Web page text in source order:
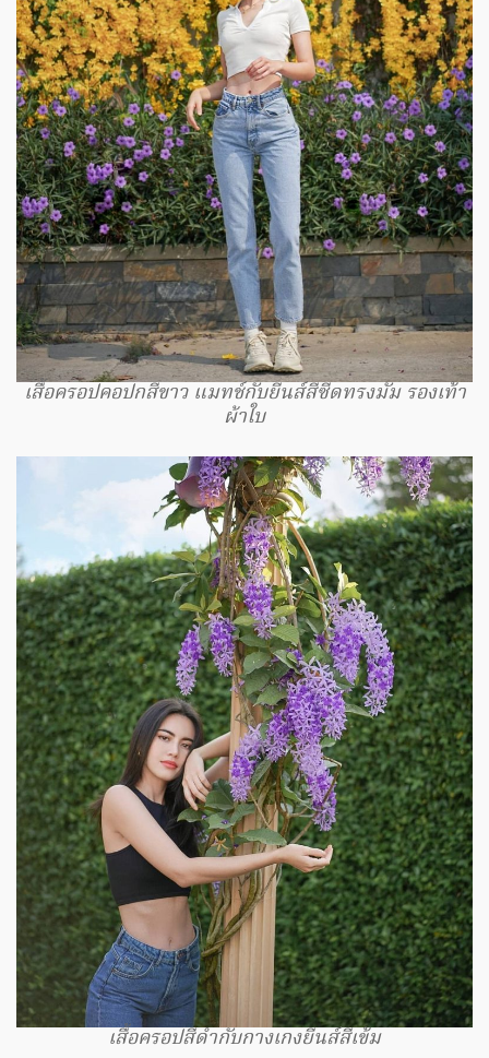
เสื้อครอปคอปกสีขาว แมทช์กับยีนส์สีซีดทรงมัม รองเท้า
ผ้าใบ
เสื้อครอปสีดำกับกางเกงยีนส์สีเข้ม